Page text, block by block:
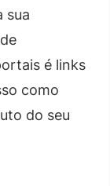
sua
é links
como
do seu